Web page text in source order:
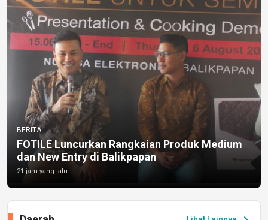
BERITA
FOTILE Luncurkan Rangkaian Produk Medium
dan New Entry di Balikpapan
21 jam yang lalu